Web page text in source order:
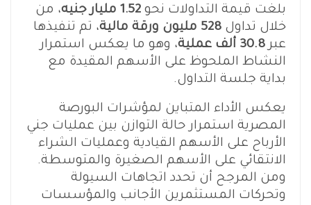
بلغت قيمة التداولات نحو 1.52 مليار جنيه
، من
خلال تداول 528 مليون ورقة مالية
، تم تنفيذها
عبر 30.8 ألف عملية
، وهو ما يعكس استمرار
النشاط الملحوظ على الأسهم المقيدة مع
بداية جلسة التداول.
يعكس الأداء المتباين لمؤشرات البورصة
المصرية استمرار حالة التوازن بين عمليات جني
الأرباح على الأسهم القيادية وعمليات الشراء
الانتقائي على الأسهم الصغيرة والمتوسطة.
ومن المرجح أن تحدد اتجاهات السيولة
وتحركات المستثمرين الأجانب والمؤسسات